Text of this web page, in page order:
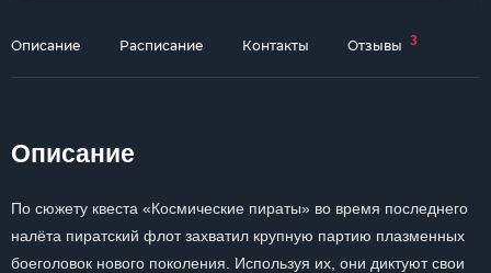
Описание Расписание Контакты Отзывы 3
Описание
По сюжету квеста «Космические пираты» во время последнего
налёта пиратский флот захватил крупную партию плазменных
боеголовок нового поколения. Используя их, они диктуют свои